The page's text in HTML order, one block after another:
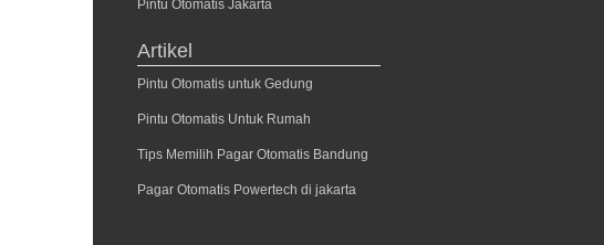
Pintu Otomatis Jakarta
Artikel
Pintu Otomatis untuk Gedung
Pintu Otomatis Untuk Rumah
Tips Memilih Pagar Otomatis Bandung
Pagar Otomatis Powertech di jakarta